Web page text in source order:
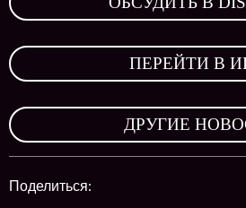
ПЕРЕЙТИ В
ДРУГИЕ
Поделиться: